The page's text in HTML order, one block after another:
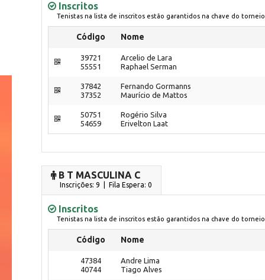
Inscritos
Tenistas na lista de inscritos estão garantidos na chave do torneio
Código Nome
39721
55551
Arcelio de Lara
Raphael Serman
37842
37352
Fernando Gormanns
Maurício de Mattos
50751
54659
Rogério Silva
Erivelton Laat
B T MASCULINA C
Inscrições: 9 | Fila Espera: 0
Inscritos
Tenistas na lista de inscritos estão garantidos na chave do torneio
Código Nome
47384
40744
Andre Lima
Tiago Alves